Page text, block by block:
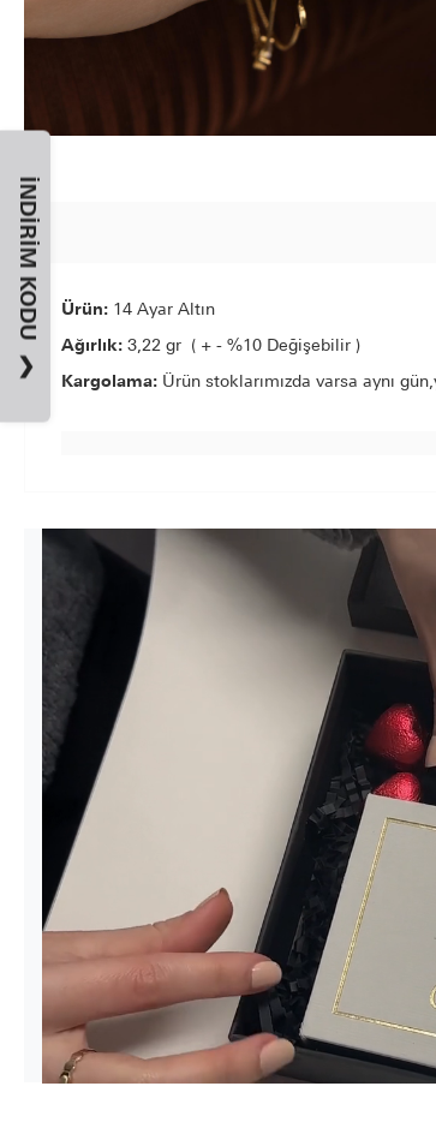
Ürün: 14 Ayar Altın
Ağırlık: 3,22 gr ( + - %10 Değişebilir )
Kargolama: Ürün stoklarımızda varsa aynı
İNDIRIM KODU
❯